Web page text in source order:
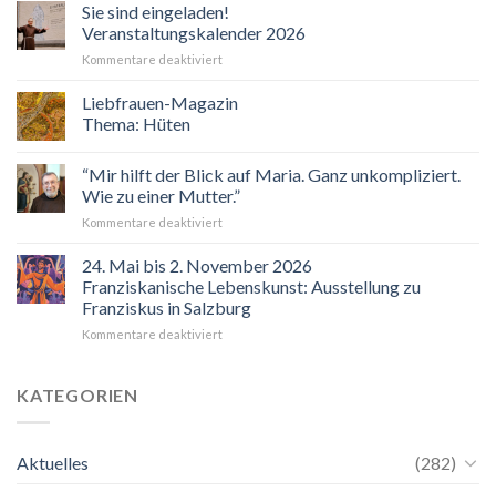
Sie sind eingeladen!
Veranstaltungskalender 2026
Kommentare deaktiviertfür
sind
Liebfrauen-Magazin
Thema: Hüten
“Mir hilft der Blick auf Maria. Ganz unkompliziert.
Wie zu einer Mutter.”
Kommentare deaktiviertfür
hilft
Blick
auf
Maria.
24. Mai bis 2. November 2026
Franziskanische Lebenskunst: Ausstellung zu
Franziskus in Salzburg
Kommentare deaktiviertfür
KATEGORIEN
Aktuelles
(282)